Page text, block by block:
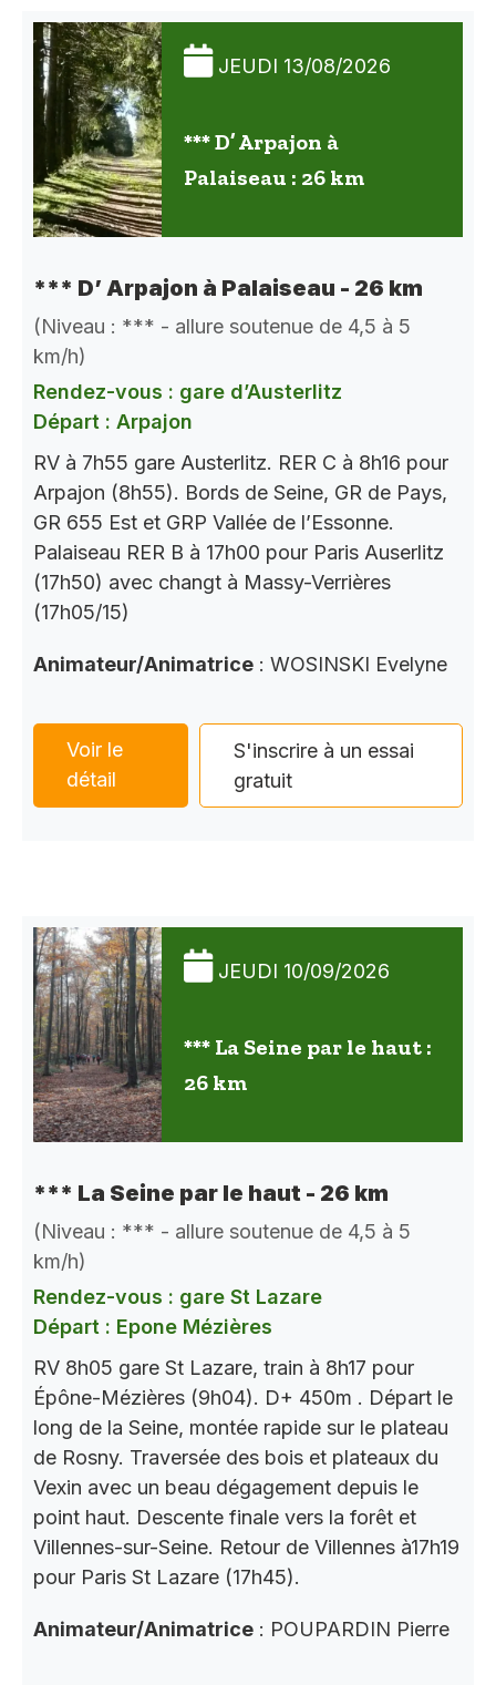
JEUDI 13/08/2026
*** D’ Arpajon à
Palaiseau : 26 km
*** D’ Arpajon à Palaiseau - 26 km
(Niveau : *** - allure soutenue de 4,5 à 5
km/h)
Rendez-vous : gare d’Austerlitz
Départ : Arpajon
RV à 7h55 gare Austerlitz. RER C à 8h16 pour
Arpajon (8h55). Bords de Seine, GR de Pays,
GR 655 Est et GRP Vallée de l’Essonne.
Palaiseau RER B à 17h00 pour Paris Auserlitz
(17h50) avec changt à Massy-Verrières
(17h05/15)
Animateur/Animatrice : WOSINSKI Evelyne
Voir le
détail
S'inscrire à un essai
gratuit
JEUDI 10/09/2026
*** La Seine par le haut :
26 km
*** La Seine par le haut - 26 km
(Niveau : *** - allure soutenue de 4,5 à 5
km/h)
Rendez-vous : gare St Lazare
Départ : Epone Mézières
RV 8h05 gare St Lazare, train à 8h17 pour
Épône-Mézières (9h04). D+ 450m . Départ le
long de la Seine, montée rapide sur le plateau
de Rosny. Traversée des bois et plateaux du
Vexin avec un beau dégagement depuis le
point haut. Descente finale vers la forêt et
Villennes-sur-Seine. Retour de Villennes à17h19
pour Paris St Lazare (17h45).
Animateur/Animatrice : POUPARDIN Pierre